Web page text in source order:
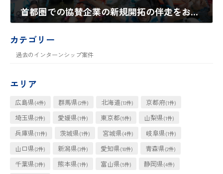
首都圏での協賛企業の新規開拓の伴走をお願いしたい！​
カテゴリー
過去のインターンシップ案件
エリア
広島県(4件) 群馬県(2件) 北海道(13件) 京都府(1件)
埼玉県(2件) 愛媛県(1件) 東京都(5件) 山梨県(1件)
兵庫県(11件) 茨城県(1件) 宮城県(4件) 岐阜県(1件)
山口県(2件) 新潟県(3件) 愛知県(10件) 青森県(2件)
千葉県(3件) 熊本県(1件) 富山県(5件) 静岡県(4件)